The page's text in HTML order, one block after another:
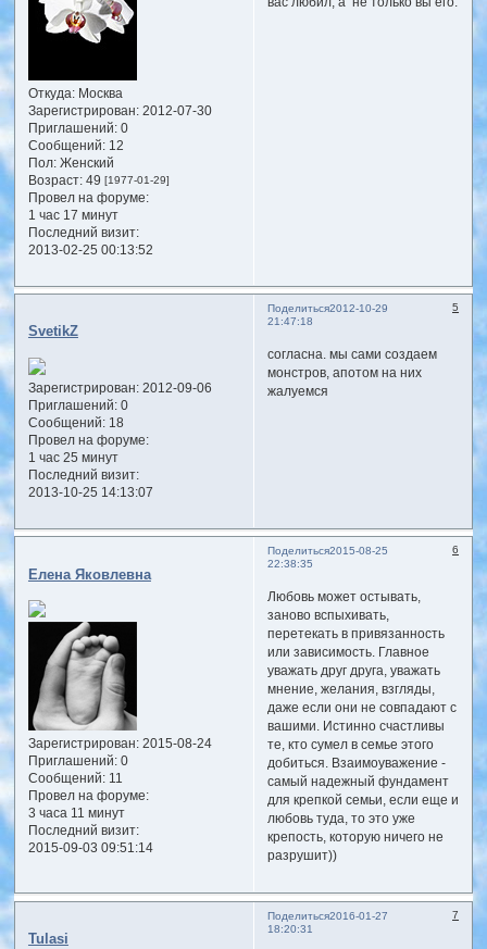
Откуда:Москва
Зарегистрирован: 2012-07-30
Приглашений:0
Сообщений:12
Пол:Женский
Возраст:49 [1977-01-29]
Провел на форуме:
1 час 17 минут
Последний визит:
2013-02-25 00:13:52
Поделиться 5
2012-10-29
21:47:18
SvetikZ
Зарегистрирован: 2012-09-06
Приглашений:0
Сообщений:18
Провел на форуме:
1 час 25 минут
Последний визит:
2013-10-25 14:13:07
согласна. мы сами создаем
монстров, апотом на них
жалуемся
Поделиться 6
2015-08-25
22:38:35
Елена Яковлевна
Зарегистрирован: 2015-08-24
Приглашений:0
Сообщений:11
Провел на форуме:
3 часа 11 минут
Последний визит:
2015-09-03 09:51:14
Любовь может остывать,
заново вспыхивать,
перетекать в привязанность
или зависимость. Главное
уважать друг друга, уважать
мнение, желания, взгляды,
даже если они не совпадают с
вашими. Истинно счастливы
те, кто сумел в семье этого
добиться. Взаимоуважение -
самый надежный фундамент
для крепкой семьи, если еще и
любовь туда, то это уже
крепость, которую ничего не
разрушит))
Поделиться 7
2016-01-27
18:20:31
Tulasi